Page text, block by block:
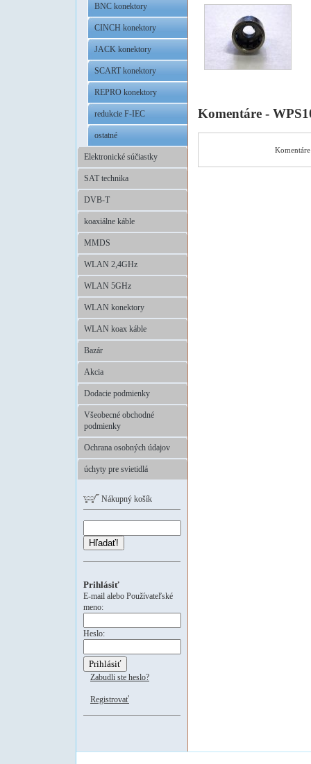
BNC konektory
CINCH konektory
JACK konektory
SCART konektory
REPRO konektory
redukcie F-IEC
ostatné
Elektronické súčiastky
SAT technika
DVB-T
koaxiálne káble
MMDS
WLAN 2,4GHz
WLAN 5GHz
WLAN konektory
WLAN koax káble
Bazár
Akcia
Dodacie podmienky
Všeobecné obchodné
podmienky
Ochrana osobných údajov
úchyty pre svietidlá
Nákupný košík
Hľadať!
Prihlásiť
E-mail alebo Používateľské
meno:
Heslo:
Zabudli ste heslo?
Registrovať
Komentáre -